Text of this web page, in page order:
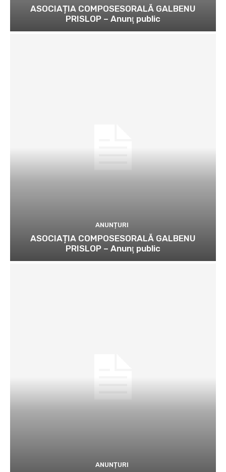
ASOCIAȚIA COMPOSESORALĂ GALBENU
PRISLOP – Anunţ public
ANUNȚURI
ASOCIAȚIA COMPOSESORALĂ GALBENU
PRISLOP – Anunţ public
ANUNȚURI